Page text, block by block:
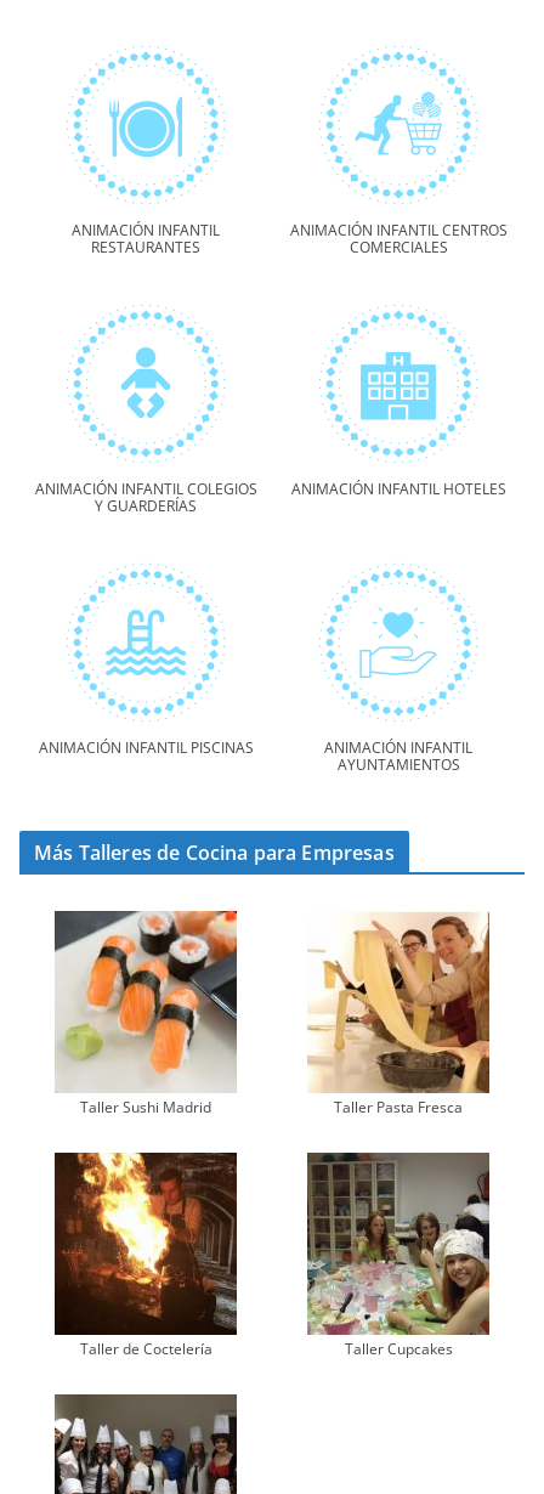
ANIMACIÓN INFANTIL
RESTAURANTES
ANIMACIÓN INFANTIL CENTROS
COMERCIALES
ANIMACIÓN INFANTIL COLEGIOS
Y GUARDERÍAS
ANIMACIÓN INFANTIL HOTELES
ANIMACIÓN INFANTIL PISCINAS
ANIMACIÓN INFANTIL
AYUNTAMIENTOS
Más Talleres de Cocina para Empresas
Taller Sushi Madrid Taller Pasta Fresca
Taller de Coctelería Taller Cupcakes